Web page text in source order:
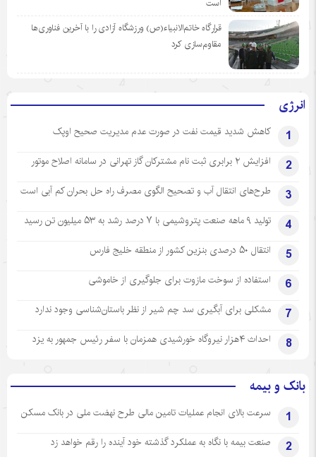
است
قرارگاه خاتم‌الانبیاء(ص) ورزشگاه آزادی را با آخرین فناوری‌ها
مقاوم‌سازی کرد
انرژی
1 کاهش شدید قیمت نفت در صورت عدم مدیریت صحیح اوپک
2 افزایش ۲ برابری ثبت نام مشترکان گاز تهرانی‌ در سامانه اصلاح موتور
3 طرح‌های انتقال آب و تصحیح الگوی مصرف راه حل بحران کم آبی است
4 تولید ۹ ماهه صنعت پتروشیمی با ۷ درصد رشد به ۵۳ میلیون تن رسید
5 انتقال ۵۰ درصدی بنزین کشور از منطقه خلیج فارس
6 استفاده از سوخت مازوت برای جلوگیری از خاموشی
7 مشکلی برای آبگیری سد چم شیر از نظر باستان‌شناسی وجود ندارد
8 احداث ۴هزار نیروگاه خورشیدی همزمان با سفر رئیس جمهور به یزد
بانک و بیمه
1 سرعت بالای انجام عملیات تامین مالی طرح نهضت ملی در بانک مسکن
2 صنعت بیمه با نگاه به عملکرد گذشته خود آینده را رقم خواهد زد